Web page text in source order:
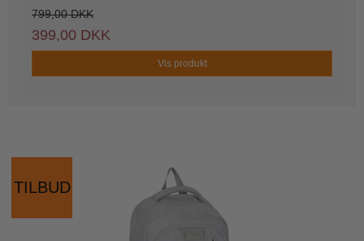
799,00 DKK
399,00 DKK
Vis produkt
TILBUD